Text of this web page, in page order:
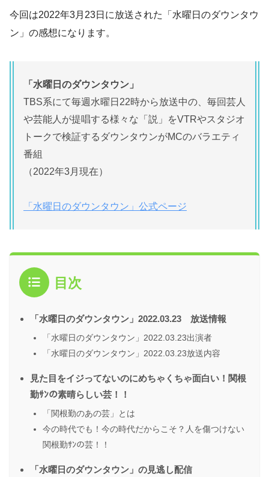
今回は2022年3月23日に放送された「水曜日のダウンタウ
ン」の感想になります。
「水曜日のダウンタウン」
TBS系にて毎週水曜日22時から放送中の、毎回芸人
や芸能人が提唱する様々な「説」をVTRやスタジオ
トークで検証するダウンタウンがMCのバラエティ
番組
（2022年3月現在）
「水曜日のダウンタウン」公式ページ
目次
「水曜日のダウンタウン」2022.03.23 放送情報
「水曜日のダウンタウン」2022.03.23出演者
「水曜日のダウンタウン」2022.03.23放送内容
見た目をイジってないのにめちゃくちゃ面白い！関根
勤ｻﾝの素晴らしい芸！！
「関根勤のあの芸」とは
今の時代でも！今の時代だからこそ？人を傷つけない
関根勤ｻﾝの芸！！
「水曜日のダウンタウン」の見逃し配信